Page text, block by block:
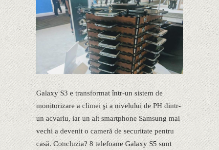
Galaxy S3 e transformat într-un sistem de
monitorizare a climei şi a nivelului de PH dintr-
un acvariu, iar un alt smartphone Samsung mai
vechi a devenit o cameră de securitate pentru
casă. Concluzia? 8 telefoane Galaxy S5 sunt